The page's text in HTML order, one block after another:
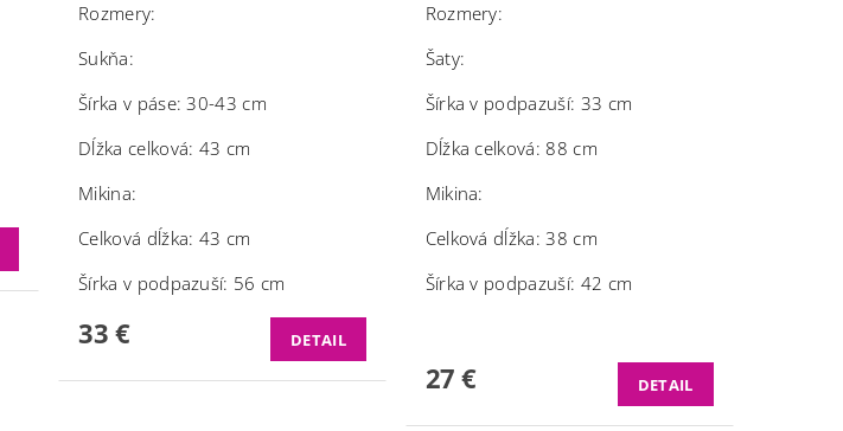
Rozmery:
Sukňa:
Šírka v páse: 30-43 cm
Dĺžka celková: 43 cm
Mikina:
Celková dĺžka: 43 cm
Šírka v podpazuší: 56 cm
33 € DETAIL
Rozmery:
Šaty:
Šírka v podpazuší: 33 cm
Dĺžka celková: 88 cm
Mikina:
Celková dĺžka: 38 cm
Šírka v podpazuší: 42 cm
27 € DETAIL